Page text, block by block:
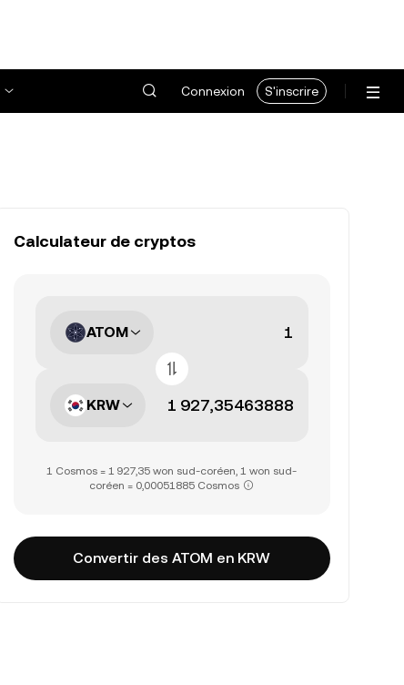
Connexion S'inscrire
Calculateur de cryptos
ATOM
KRW
1 Cosmos = 1 927,35 won sud-coréen, 1 won sud-
coréen = 0,00051885 Cosmos
Convertir des ATOM en KRW